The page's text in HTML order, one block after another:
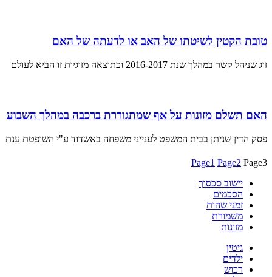
טובת הקטין לשיטתו של האב או לדעתה של האם
זוג שניהל קשר במהלך שנת 2016-2017 וכתוצאה מזוגיות זו הביא לעולם
האם תשלם מזונות על אף שמתגוררת ברכבה במהלך השבוע
פסק הדין שניתן בבית המשפט לענייני משפחה באשדוד ע"י השופטת ענת
Page1 Page2 Page3
יישוב סכסוך
הסכמים
זמני שהות
משמורת
מזונות
גיטין
ילדים
רכוש